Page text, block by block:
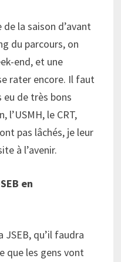
la saison d’avant
du parcours, on
end, et une
rater encore. Il faut
eu de très bons
l’USMH, le CRT,
pas lâchés, je leur
à l’avenir.
en
JSEB, qu’il faudra
que les gens vont